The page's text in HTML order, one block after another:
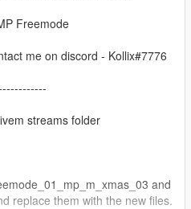
Freemode
me on discord - Kollix#7776
streams folder
and
replace them with the new files.